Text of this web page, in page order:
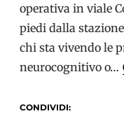
operativa in viale
piedi dalla
chi sta vivendo le
neurocognitivo o…
CONDIVIDI: